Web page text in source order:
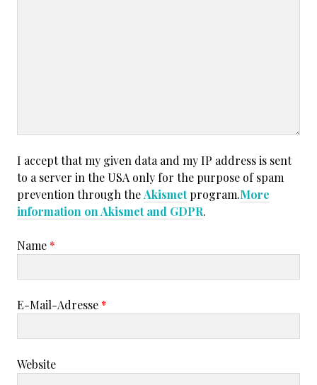
I accept that my given data and my IP address is sent
to a server in the USA only for the purpose of spam
prevention through theAkismetprogram.More
information on Akismet and GDPR.
Name *
E-Mail-Adresse *
Website